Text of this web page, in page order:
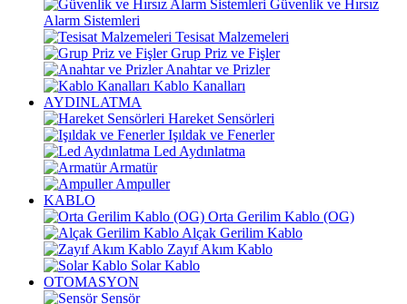
Güvenlik ve Hırsız
Alarm Sistemleri
Tesisat Malzemeleri
Grup Priz ve Fişler
Anahtar ve Prizler
Kablo Kanalları
AYDINLATMA
Hareket Sensörleri
Işıldak ve Fenerler
Led Aydınlatma
Armatür
Ampuller
KABLO
Orta Gerilim Kablo (OG)
Alçak Gerilim Kablo
Zayıf Akım Kablo
Solar Kablo
OTOMASYON
Sensör